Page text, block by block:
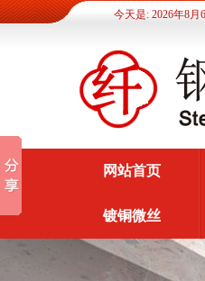
今天是: 2026年8月
网站首页
镀铜微丝